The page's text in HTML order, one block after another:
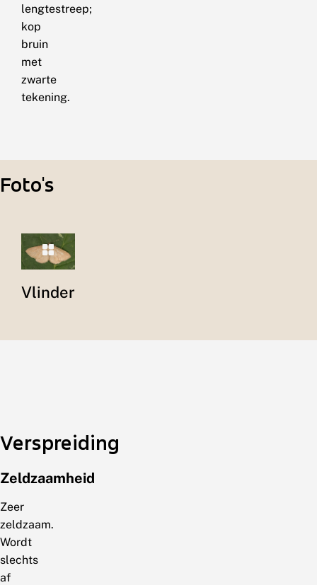
lengtestreep;
kop
bruin
met
zwarte
tekening.
Foto's
Vlinder
Verspreiding
Zeldzaamheid
Zeer
zeldzaam.
Wordt
slechts
af